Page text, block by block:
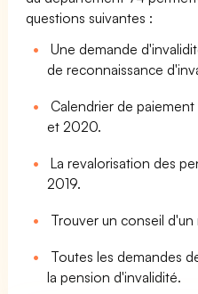
questions suivantes :
Une demande
de reconnaissance
Calendrier de
et 2020.
La revalorisation des
2019.
Trouver un conseil d'un
Toutes les demandes
la pension d'invalidité.